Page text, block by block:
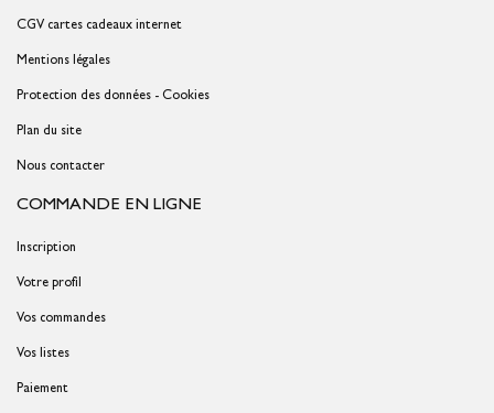
CGV cartes cadeaux internet
Mentions légales
Protection des données - Cookies
Plan du site
Nous contacter
COMMANDE EN LIGNE
Inscription
Votre profil
Vos commandes
Vos listes
Paiement